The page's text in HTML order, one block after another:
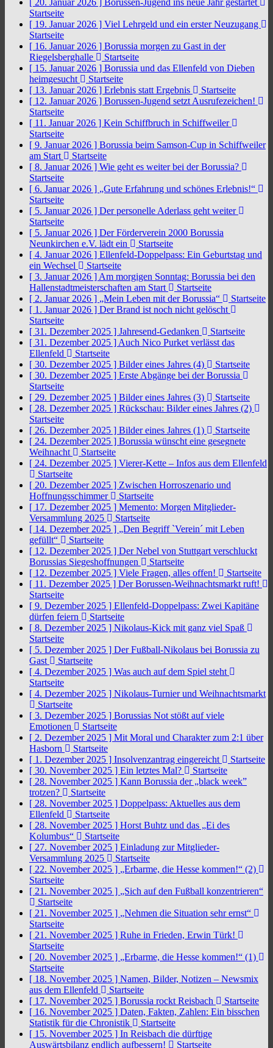
[ 20. Januar 2026 ] Borussen-Jugend ins neue Jahr gestartet
Startseite
[ 19. Januar 2026 ] Viel Lehrgeld und ein erster Neuzugang
Startseite
[ 16. Januar 2026 ] Borussia morgen zu Gast in der
Riegelsberghalle
Startseite
[ 15. Januar 2026 ] Borussia und das Ellenfeld von Dieben
heimgesucht
Startseite
[ 13. Januar 2026 ] Erlebnis statt Ergebnis
Startseite
[ 12. Januar 2026 ] Borussen-Jugend setzt Ausrufezeichen!
Startseite
[ 11. Januar 2026 ] Kein Schiffbruch in Schiffweiler
Startseite
[ 9. Januar 2026 ] Borussia beim Samson-Cup in Schiffweiler
am Start
Startseite
[ 8. Januar 2026 ] Wie geht es weiter bei der Borussia?
Startseite
[ 6. Januar 2026 ] „Gute Erfahrung und schönes Erlebnis!“
Startseite
[ 5. Januar 2026 ] Der personelle Aderlass geht weiter
Startseite
[ 5. Januar 2026 ] Der Förderverein 2000 Borussia
Neunkirchen e.V. lädt ein
Startseite
[ 4. Januar 2026 ] Ellenfeld-Doppelpass: Ein Geburtstag und
ein Wechsel
Startseite
[ 3. Januar 2026 ] Am morgigen Sonntag: Borussia bei den
Hallenstadtmeisterschaften am Start
Startseite
[ 2. Januar 2026 ] „Mein Leben mit der Borussia“
Startseite
[ 1. Januar 2026 ] Der Brand ist noch nicht gelöscht
Startseite
[ 31. Dezember 2025 ] Jahresend-Gedanken
Startseite
[ 31. Dezember 2025 ] Auch Nico Purket verlässt das
Ellenfeld
Startseite
[ 30. Dezember 2025 ] Bilder eines Jahres (4)
Startseite
[ 30. Dezember 2025 ] Erste Abgänge bei der Borussia
Startseite
[ 29. Dezember 2025 ] Bilder eines Jahres (3)
Startseite
[ 28. Dezember 2025 ] Rückschau: Bilder eines Jahres (2)
Startseite
[ 26. Dezember 2025 ] Bilder eines Jahres (1)
Startseite
[ 24. Dezember 2025 ] Borussia wünscht eine gesegnete
Weihnacht
Startseite
[ 24. Dezember 2025 ] Vierer-Kette – Infos aus dem Ellenfeld
Startseite
[ 20. Dezember 2025 ] Zwischen Horroszenario und
Hoffnungsschimmer
Startseite
[ 17. Dezember 2025 ] Memento: Morgen Mitglieder-
Versammlung 2025
Startseite
[ 14. Dezember 2025 ] „Den Begriff `Verein´ mit Leben
gefüllt“
Startseite
[ 12. Dezember 2025 ] Der Nebel von Stuttgart verschluckt
Borussias Siegeshoffnungen
Startseite
[ 12. Dezember 2025 ] Viele Fragen, alles offen!
Startseite
[ 11. Dezember 2025 ] Der Borussen-Weihnachtsmarkt ruft!
Startseite
[ 9. Dezember 2025 ] Ellenfeld-Doppelpass: Zwei Kapitäne
dürfen feiern
Startseite
[ 8. Dezember 2025 ] Nikolaus-Kick mit ganz viel Spaß
Startseite
[ 5. Dezember 2025 ] Der Fußball-Nikolaus bei Borussia zu
Gast
Startseite
[ 4. Dezember 2025 ] Was auch auf dem Spiel steht
Startseite
[ 4. Dezember 2025 ] Nikolaus-Turnier und Weihnachtsmarkt
Startseite
[ 3. Dezember 2025 ] Borussias Not stößt auf viele
Emotionen
Startseite
[ 2. Dezember 2025 ] Mit Moral und Charakter zum 2:1 über
Hasborn
Startseite
[ 1. Dezember 2025 ] Insolvenzantrag eingereicht
Startseite
[ 30. November 2025 ] Ein letztes Mal?
Startseite
[ 28. November 2025 ] Kann Borussia der „black week”
trotzen?
Startseite
[ 28. November 2025 ] Doppelpass: Aktuelles aus dem
Ellenfeld
Startseite
[ 28. November 2025 ] Horst Buhtz und das „Ei des
Kolumbus“
Startseite
[ 27. November 2025 ] Einladung zur Mitglieder-
Versammlung 2025
Startseite
[ 22. November 2025 ] „Erbarme, die Hesse kommen!“ (2)
Startseite
[ 21. November 2025 ] „Sich auf den Fußball konzentrieren“
Startseite
[ 21. November 2025 ] „Nehmen die Situation sehr ernst“
Startseite
[ 21. November 2025 ] Ruhe in Frieden, Erwin Türk!
Startseite
[ 20. November 2025 ] „Erbarme, die Hesse kommen!“ (1)
Startseite
[ 18. November 2025 ] Namen, Bilder, Notizen – Newsmix
aus dem Ellenfeld
Startseite
[ 17. November 2025 ] Borussia rockt Reisbach
Startseite
[ 16. November 2025 ] Daten, Fakten, Zahlen: Ein bisschen
Statistik für die Chronistik
Startseite
[ 15. November 2025 ] In Reisbach die dürftige
Auswärtsbilanz endlich aufbessern!
Startseite